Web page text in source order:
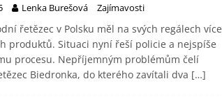
Lenka Burešová Zajímavosti
řetězec v Polsku měl na svých regálech více
produktů. Situaci nyní řeší policie a nejspíše
procesu. Nepříjemným problémům čelí
Biedronka, do kterého zavítali dva […]